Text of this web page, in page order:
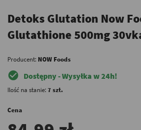
Detoks Glutation Now
Glutathione 500mg
Producent: NOW Foods
check_circle Dostępny - Wysyłka w 24h!
Ilość na stanie:7 szt.
Cena